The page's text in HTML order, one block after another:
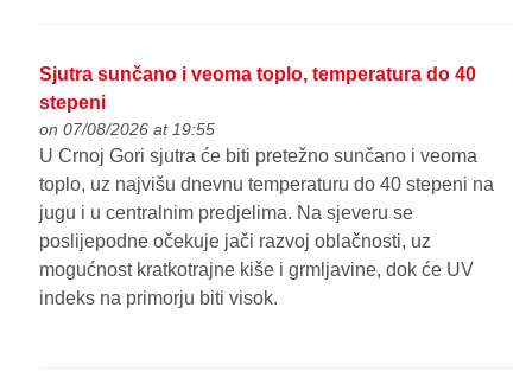
Sjutra sunčano i veoma toplo, temperatura do 40
stepeni
on 07/08/2026 at 19:55
U Crnoj Gori sjutra će biti pretežno sunčano i veoma
toplo, uz najvišu dnevnu temperaturu do 40 stepeni na
jugu i u centralnim predjelima. Na sjeveru se
poslijepodne očekuje jači razvoj oblačnosti, uz
mogućnost kratkotrajne kiše i grmljavine, dok će UV
indeks na primorju biti visok.